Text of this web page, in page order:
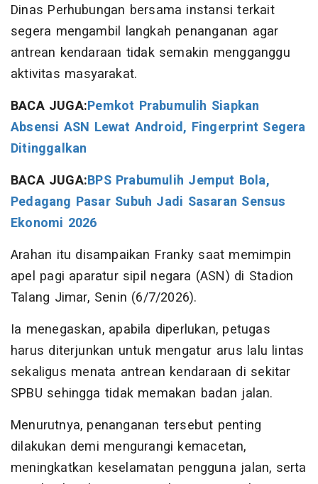
Dinas Perhubungan bersama instansi terkait
segera mengambil langkah penanganan agar
antrean kendaraan tidak semakin mengganggu
aktivitas masyarakat.
BACA JUGA:Pemkot Prabumulih Siapkan
Absensi ASN Lewat Android, Fingerprint Segera
Ditinggalkan
BACA JUGA:BPS Prabumulih Jemput Bola,
Pedagang Pasar Subuh Jadi Sasaran Sensus
Ekonomi 2026
Arahan itu disampaikan Franky saat memimpin
apel pagi aparatur sipil negara (ASN) di Stadion
Talang Jimar, Senin (6/7/2026).
Ia menegaskan, apabila diperlukan, petugas
harus diterjunkan untuk mengatur arus lalu lintas
sekaligus menata antrean kendaraan di sekitar
SPBU sehingga tidak memakan badan jalan.
Menurutnya, penanganan tersebut penting
dilakukan demi mengurangi kemacetan,
meningkatkan keselamatan pengguna jalan, serta